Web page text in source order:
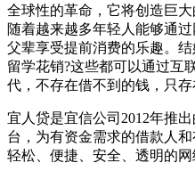
全球性的革命，它将创造巨
随着越来越多年轻人能够通
父辈享受提前消费的乐趣。
留学花销?这些都可以通过互
代，不存在借不到的钱，只存
宜人贷是宜信公司2012年推
台，为有资金需求的借款人
轻松、便捷、安全、透明的网